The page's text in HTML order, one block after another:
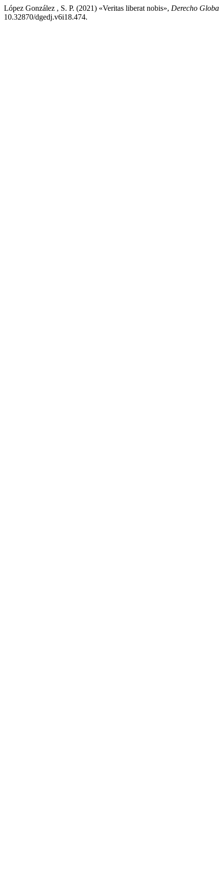
López González , S. P. (2021) «Veritas liberat nobis», Derecho
10.32870/dgedj.v6i18.474.